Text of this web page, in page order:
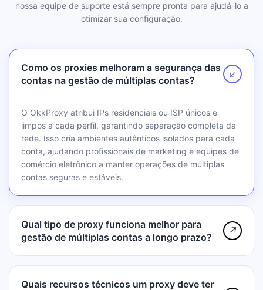
nossa equipe de suporte está sempre pronta para ajudá-lo a
otimizar sua configuração.
Como os proxies melhoram a segurança das
contas na gestão de múltiplas contas?
↗
O OkkProxy atribui IPs residenciais ou ISP únicos e
limpos a cada perfil, garantindo separação completa da
rede. Isso cria ambientes autênticos isolados para cada
conta, ajudando profissionais de marketing e equipes de
comércio eletrônico a manter operações de múltiplas
contas seguras e estáveis.
Qual tipo de proxy funciona melhor para
gestão de múltiplas contas a longo prazo?
↗
Quais recursos técnicos um proxy deve ter